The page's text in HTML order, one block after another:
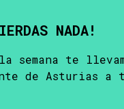
NADA!
semana te
de Asturias a